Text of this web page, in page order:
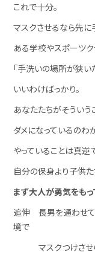
これで十分。
マスクさせるなら先
ある学校やスポーツ
「手洗いの場所が狭い
いいわけばっかり。
あなたたちがそういう
ダメになっているのわ
やっていることは真逆
自分の保身より子供
まず大人が勇気をもっ
追伸 長男を通わせて
境で
マスクつけさせら